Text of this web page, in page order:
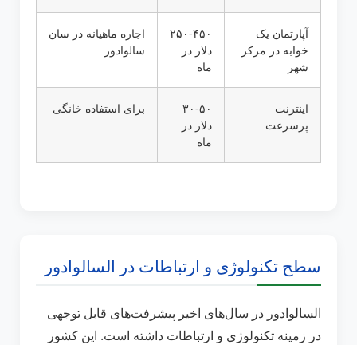
آپارتمان یک
خوابه در مرکز
شهر
۲۵۰-۴۵۰
دلار در
ماه
اجاره ماهیانه در سان
سالوادور
اینترنت
پرسرعت
۳۰-۵۰
دلار در
ماه
برای استفاده خانگی
سطح تکنولوژی و ارتباطات در السالوادور
السالوادور در سال‌های اخیر پیشرفت‌های قابل توجهی
در زمینه تکنولوژی و ارتباطات داشته است. این کشور